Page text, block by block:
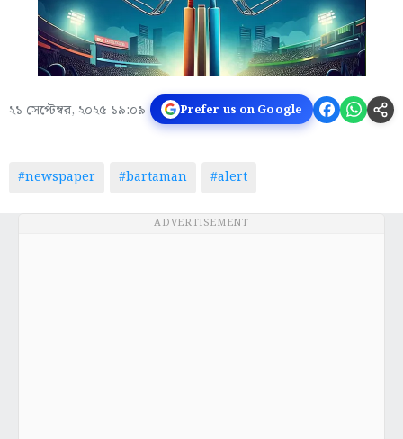
২১ সেপ্টেম্বর, ২০২৫ ১৯:০৯ Prefer us on Google
#newspaper #bartaman #alert
ADVERTISEMENT